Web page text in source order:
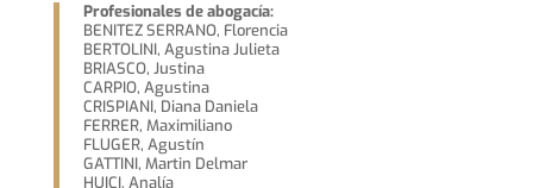
Profesionales de abogacía:
BENITEZ SERRANO, Florencia
BERTOLINI, Agustina Julieta
BRIASCO, Justina
CARPIO, Agustina
CRISPIANI, Diana Daniela
FERRER, Maximiliano
FLUGER, Agustín
GATTINI, Martin Delmar
HUICI, Analía